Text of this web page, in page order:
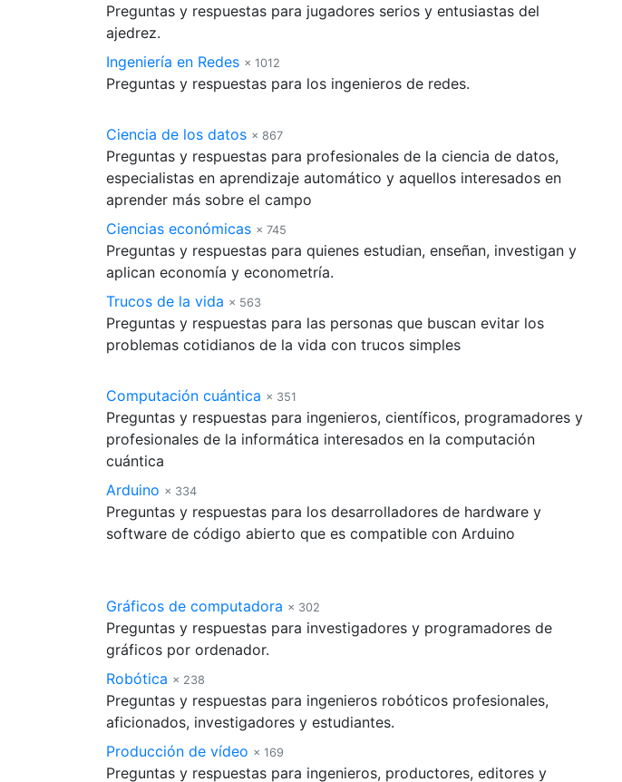
Preguntas y respuestas para jugadores serios y entusiastas del
ajedrez.
Ingeniería en Redes × 1012
Preguntas y respuestas para los ingenieros de redes.
Ciencia de los datos × 867
Preguntas y respuestas para profesionales de la ciencia de datos,
especialistas en aprendizaje automático y aquellos interesados ​​en
aprender más sobre el campo
Ciencias económicas × 745
Preguntas y respuestas para quienes estudian, enseñan, investigan y
aplican economía y econometría.
Trucos de la vida × 563
Preguntas y respuestas para las personas que buscan evitar los
problemas cotidianos de la vida con trucos simples
Computación cuántica × 351
Preguntas y respuestas para ingenieros, científicos, programadores y
profesionales de la informática interesados en la computación
cuántica
Arduino × 334
Preguntas y respuestas para los desarrolladores de hardware y
software de código abierto que es compatible con Arduino
Gráficos de computadora × 302
Preguntas y respuestas para investigadores y programadores de
gráficos por ordenador.
Robótica × 238
Preguntas y respuestas para ingenieros robóticos profesionales,
aficionados, investigadores y estudiantes.
Producción de vídeo × 169
Preguntas y respuestas para ingenieros, productores, editores y